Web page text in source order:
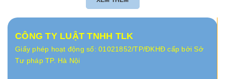
CÔNG TY LUẬT TNHH TLK
Giấy phép hoạt động số: 01021852/TP/ĐKHĐ cấp bởi Sở
Tư pháp TP. Hà Nội